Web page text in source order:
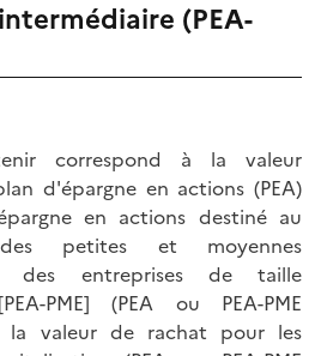
(PEA-
correspond à la valeur
d'épargne en actions (PEA)
en actions destiné au
petites et moyennes
des entreprises de taille
PME] (PEA ou PEA-PME
la valeur de rachat pour les